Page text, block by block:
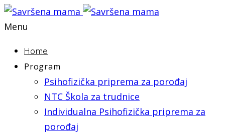
Menu
Home
Program
Psihofizička priprema za porođaj
NTC Škola za trudnice
Individualna Psihofizička priprema za
porođaj